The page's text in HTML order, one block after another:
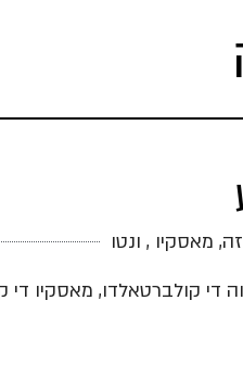
מאסקיו , ונטו
די קולברטאלדו, מאסקיו די